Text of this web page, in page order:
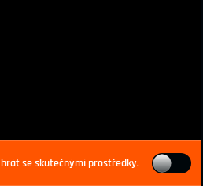
hrát se skutečnými prostředky.